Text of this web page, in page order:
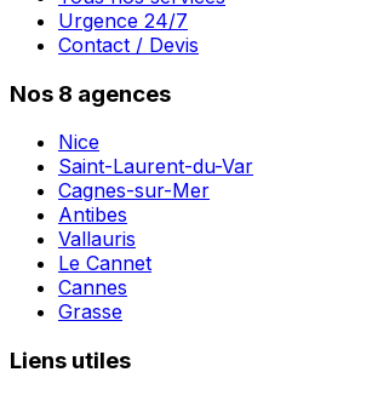
Urgence 24/7
Contact / Devis
Nos 8 agences
Nice
Saint-Laurent-du-Var
Cagnes-sur-Mer
Antibes
Vallauris
Le Cannet
Cannes
Grasse
Liens utiles